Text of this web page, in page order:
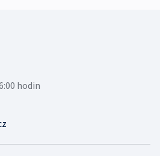
hodin